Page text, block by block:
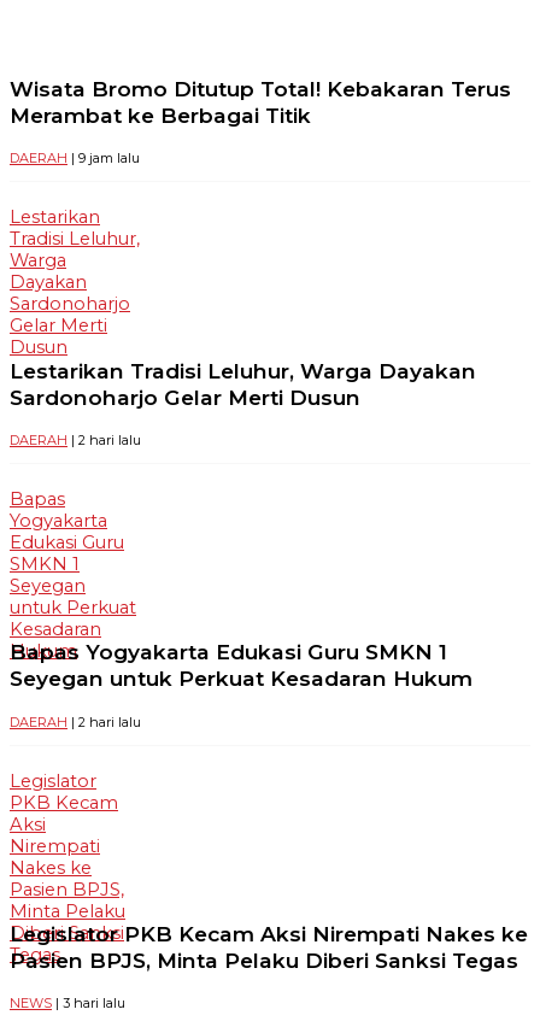
Wisata Bromo Ditutup Total! Kebakaran Terus
Merambat ke Berbagai Titik
DAERAH | 9 jam lalu
Lestarikan
Tradisi Leluhur,
Warga
Dayakan
Sardonoharjo
Gelar Merti
Dusun
Lestarikan Tradisi Leluhur, Warga Dayakan
Sardonoharjo Gelar Merti Dusun
DAERAH | 2 hari lalu
Bapas
Yogyakarta
Edukasi Guru
SMKN 1
Seyegan
untuk Perkuat
Kesadaran
Hukum
Bapas Yogyakarta Edukasi Guru SMKN 1
Seyegan untuk Perkuat Kesadaran Hukum
DAERAH | 2 hari lalu
Legislator
PKB Kecam
Aksi
Nirempati
Nakes ke
Pasien BPJS,
Minta Pelaku
Diberi Sanksi
Tegas
Legislator PKB Kecam Aksi Nirempati Nakes ke
Pasien BPJS, Minta Pelaku Diberi Sanksi Tegas
NEWS | 3 hari lalu